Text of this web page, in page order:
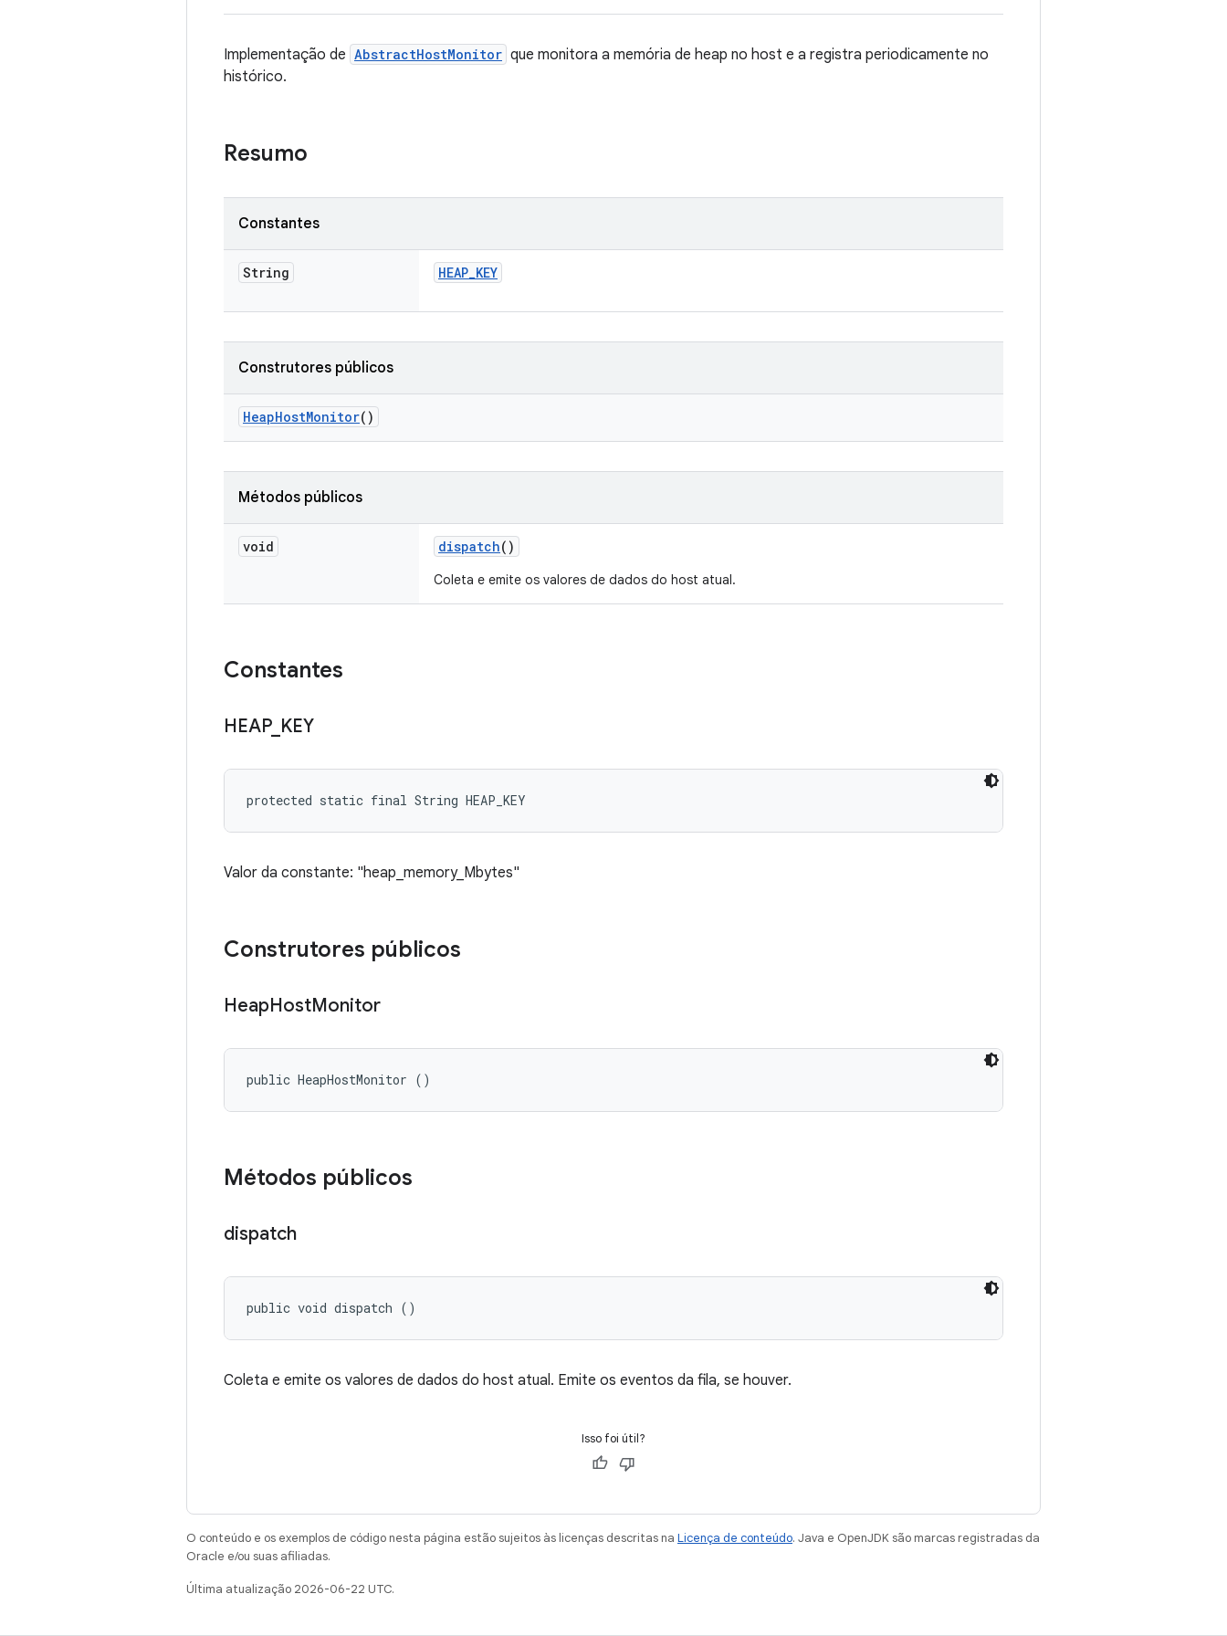
Implementação de AbstractHostMonitor que monitora a memória de heap no host e a registra periodicamente no
histórico.
Resumo
Constantes
String HEAP_KEY
Construtores públicos
HeapHostMonitor()
Métodos públicos
void dispatch()
Coleta e emite os valores de dados do host atual.
Constantes
HEAP_ KEY
protected static final String HEAP_KEY
Valor da constante: "heap_memory_Mbytes"
Construtores públicos
HeapHostMonitor
public HeapHostMonitor ()
Métodos públicos
dispatch
public void dispatch ()
Coleta e emite os valores de dados do host atual. Emite os eventos da fila, se houver.
Isso foi útil?
O conteúdo e os exemplos de código nesta página estão sujeitos às licenças descritas na Licença de conteúdo. Java e OpenJDK são marcas registradas da
Oracle e/ou suas afiliadas.
Última atualização 2026-06-22 UTC.